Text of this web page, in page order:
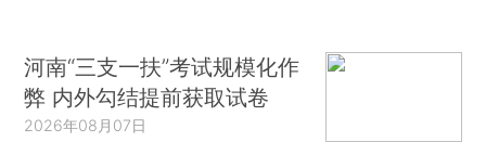
河南“三支一扶”考试规模化作
弊 内外勾结提前获取试卷
2026年08月07日